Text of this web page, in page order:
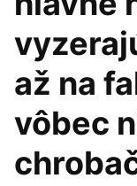
až na
vôbec